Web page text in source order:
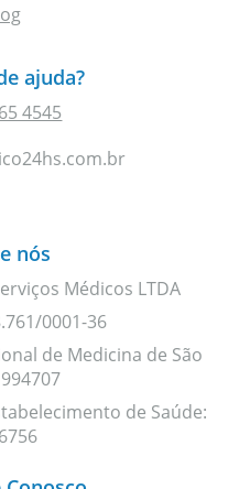
ajuda?
4545
nós
Médicos LTDA
0001-36
de Medicina de São
de Saúde: